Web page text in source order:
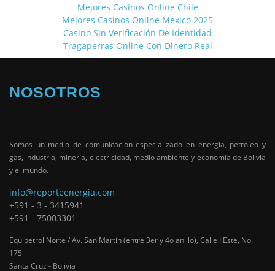
Mejores Casinos Online Chile
Mejores Casinos Online Mexico 2025
Casino Sin Verificación De Identidad
Tragaperras Online Con Dinero Real
NOSOTROS
Somos un medio de comunicación especializado en energía, petróleo y
gas, industria, minería, electricidad, medio ambiente y economía de Bolivia
y el mundo.
info@reporteenergia.com
+591 - 3 - 3415941
+591 - 75003301
Equipetrol Norte / Av. San Martín (entre 3er y 4o anillo), Calle I Este, No.
175
Santa Cruz - Bolivia